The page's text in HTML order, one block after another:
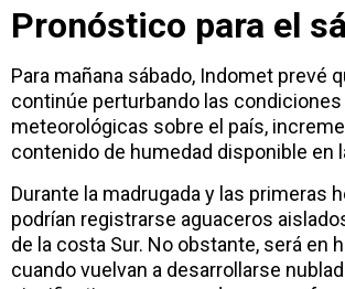
Pronóstico para el
Para mañana sábado, Indomet prevé
continúe perturbando las condiciones
meteorológicas sobre el país,
contenido de humedad disponible en
Durante la madrugada y las primeras
podrían registrarse aguaceros
de la costa Sur. No obstante, será en
cuando vuelvan a desarrollarse